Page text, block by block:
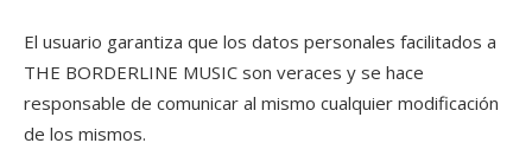
El usuario garantiza que los datos personales facilitados a
THE BORDERLINE MUSIC son veraces y se hace
responsable de comunicar al mismo cualquier modificación
de los mismos.